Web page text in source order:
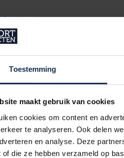
Toestemming
maakt gebruik van cookies
cookies om content en
te analyseren. Ook delen
en analyse. Deze
of die ze hebben verzameld op
feeling more rested
8720924113434